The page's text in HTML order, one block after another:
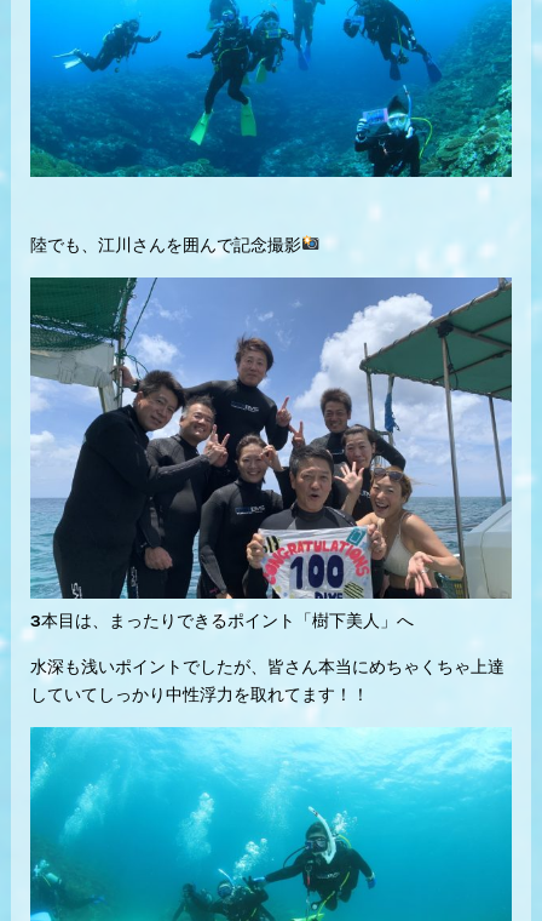
陸でも、江川さんを囲んで記念撮影
3本目は、まったりできるポイント「樹下美人」へ
水深も浅いポイントでしたが、皆さん本当にめちゃくちゃ上達
していてしっかり中性浮力を取れてます！！